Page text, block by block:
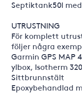
Septiktank50l
UTRUSTNING
För komplett
följer några
Garmin GPS MAP
ylbox, Isotherm
Sittbrunnstält
Epoxybehandlad